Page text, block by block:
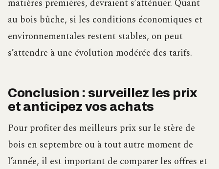
matières premières, devraient s’atténuer. Quant
au bois bûche, si les conditions économiques et
environnementales restent stables, on peut
s’attendre à une évolution modérée des tarifs.
Conclusion : surveillez les prix
et anticipez vos achats
Pour profiter des meilleurs prix sur le stère de
bois en septembre ou à tout autre moment de
l’année, il est important de comparer les offres et